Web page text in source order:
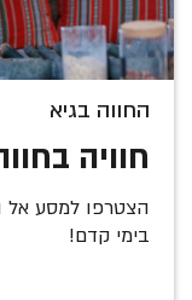
החווה בגיא
חוויה
הצטרפו למסע אל
בימי קדם!